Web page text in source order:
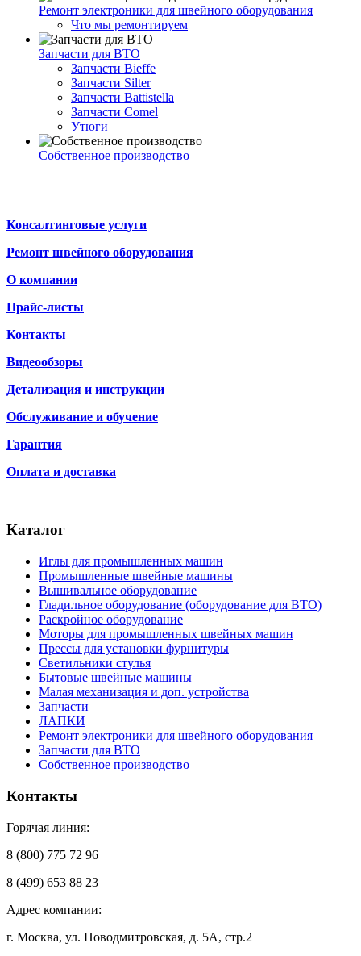
Ремонт электроники для швейного оборудования
Что мы ремонтируем
Запчасти для ВТО
Запчасти Bieffe
Запчасти Silter
Запчасти Battistella
Запчасти Comel
Утюги
Собственное производство
Консалтинговые услуги
Ремонт швейного оборудования
О компании
Прайс-листы
Контакты
Видеообзоры
Детализация и инструкции
Обслуживание и обучение
Гарантия
Оплата и доставка
Каталог
Иглы для промышленных машин
Промышленные швейные машины
Вышивальное оборудование
Гладильное оборудование (оборудование для ВТО)
Раскройное оборудование
Моторы для промышленных швейных машин
Прессы для установки фурнитуры
Светильники стулья
Бытовые швейные машины
Малая механизация и доп. устройства
Запчасти
ЛАПКИ
Ремонт электроники для швейного оборудования
Запчасти для ВТО
Собственное производство
Контакты
Горячая линия:
8 (800) 775 72 96
8 (499) 653 88 23
Адрес компании:
г. Москва, ул. Новодмитровская, д. 5А, стр.2